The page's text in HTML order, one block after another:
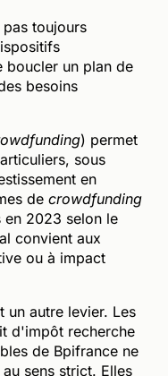
pas toujours
boucler un plan de
besoins
) permet
sous
en
de crowdfunding
2023 selon le
convient aux
ou à impact
un autre levier. Les
d'impôt recherche
de Bpifrance ne
sens strict. Elles